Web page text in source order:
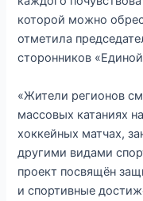
которой можно
отметила
сторонников
«Жители регионов
массовых катаниях
хоккейных матчах,
другими видами
проект посвящён
и спортивные